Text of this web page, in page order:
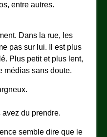
entre autres.
Dans la rue, les
pas sur lui. Il est plus
Plus petit et plus lent,
médias sans doute.
avez du prendre.
semble dire que le